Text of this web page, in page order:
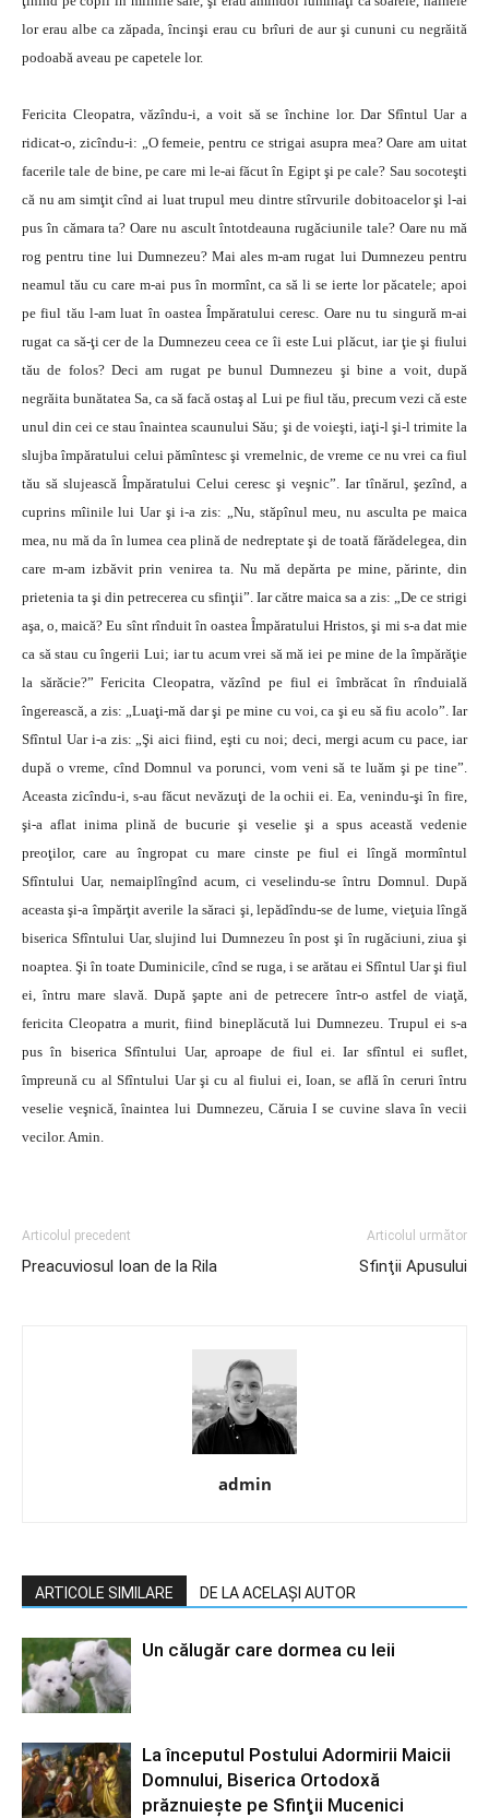
lor erau albe ca zăpada, încinşi erau cu brîuri de aur şi cununi cu negrăită
podoabă aveau pe capetele lor.
Fericita Cleopatra, văzîndu-i, a voit să se închine lor. Dar Sfîntul Uar a
ridicat-o, zicîndu-i: „O femeie, pentru ce strigai asupra mea? Oare am uitat
facerile tale de bine, pe care mi le-ai făcut în Egipt şi pe cale? Sau socoteşti
că nu am simţit cînd ai luat trupul meu dintre stîrvurile dobitoacelor şi l-ai
pus în cămara ta? Oare nu ascult întotdeauna rugăciunile tale? Oare nu mă
rog pentru tine lui Dumnezeu? Mai ales m-am rugat lui Dumnezeu pentru
neamul tău cu care m-ai pus în mormînt, ca să li se ierte lor păcatele; apoi
pe fiul tău l-am luat în oastea Împăratului ceresc. Oare nu tu singură m-ai
rugat ca să-ţi cer de la Dumnezeu ceea ce îi este Lui plăcut, iar ţie şi fiului
tău de folos? Deci am rugat pe bunul Dumnezeu şi bine a voit, după
negrăita bunătatea Sa, ca să facă ostaş al Lui pe fiul tău, precum vezi că este
unul din cei ce stau înaintea scaunului Său; şi de voieşti, iaţi-l şi-l trimite la
slujba împăratului celui pămîntesc şi vremelnic, de vreme ce nu vrei ca fiul
tău să slujească Împăratului Celui ceresc şi veşnic”. Iar tînărul, şezînd, a
cuprins mîinile lui Uar şi i-a zis: „Nu, stăpînul meu, nu asculta pe maica
mea, nu mă da în lumea cea plină de nedreptate şi de toată fărădelegea, din
care m-am izbăvit prin venirea ta. Nu mă depărta pe mine, părinte, din
prietenia ta şi din petrecerea cu sfinţii”. Iar către maica sa a zis: „De ce strigi
aşa, o, maică? Eu sînt rînduit în oastea Împăratului Hristos, şi mi s-a dat mie
ca să stau cu îngerii Lui; iar tu acum vrei să mă iei pe mine de la împărăţie
la sărăcie?” Fericita Cleopatra, văzînd pe fiul ei îmbrăcat în rînduială
îngerească, a zis: „Luaţi-mă dar şi pe mine cu voi, ca şi eu să fiu acolo”. Iar
Sfîntul Uar i-a zis: „Şi aici fiind, eşti cu noi; deci, mergi acum cu pace, iar
după o vreme, cînd Domnul va porunci, vom veni să te luăm şi pe tine”.
Aceasta zicîndu-i, s-au făcut nevăzuţi de la ochii ei. Ea, venindu-şi în fire,
şi-a aflat inima plină de bucurie şi veselie şi a spus această vedenie
preoţilor, care au îngropat cu mare cinste pe fiul ei lîngă mormîntul
Sfîntului Uar, nemaiplîngînd acum, ci veselindu-se întru Domnul. După
aceasta şi-a împărţit averile la săraci şi, lepădîndu-se de lume, vieţuia lîngă
biserica Sfîntului Uar, slujind lui Dumnezeu în post şi în rugăciuni, ziua şi
noaptea. Şi în toate Duminicile, cînd se ruga, i se arătau ei Sfîntul Uar şi fiul
ei, întru mare slavă. După şapte ani de petrecere într-o astfel de viaţă,
fericita Cleopatra a murit, fiind bineplăcută lui Dumnezeu. Trupul ei s-a
pus în biserica Sfîntului Uar, aproape de fiul ei. Iar sfîntul ei suflet,
împreună cu al Sfîntului Uar şi cu al fiului ei, Ioan, se află în ceruri întru
veselie veşnică, înaintea lui Dumnezeu, Căruia I se cuvine slava în vecii
vecilor. Amin.
Articolul precedent
Preacuviosul Ioan de la Rila
Articolul următor
Sfinţii Apusului
admin
ARTICOLE SIMILARE DE LA ACELAȘI AUTOR
Un călugăr care dormea cu leii
La începutul Postului Adormirii Maicii
Domnului, Biserica Ortodoxă
prăznuiește pe Sfinţii Mucenici